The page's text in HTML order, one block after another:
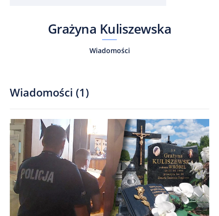
Grażyna Kuliszewska
Wiadomości
Wiadomości (1)